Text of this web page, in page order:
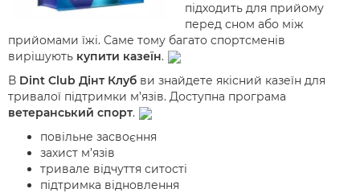
підходить для прийому
перед сном або між
прийомами їжі. Саме тому багато спортсменів
вирішують купити казеїн.
В Dint Club Дінт Клуб ви знайдете якісний казеїн для
тривалої підтримки м’язів. Доступна програма
ветеранський спорт.
повільне засвоєння
захист м’язів
тривале відчуття ситості
підтримка відновлення